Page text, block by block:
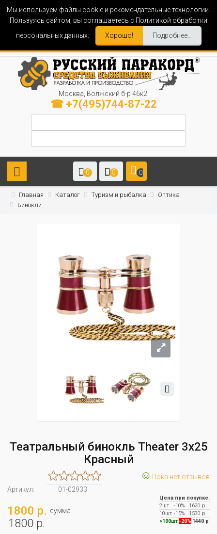
Мы используем файлы cookie и рекомендательные технологии.
Пользуясь сайтом, вы соглашаетесь с Политикой обработки
персональных данных.
Хорошо! Подробнее...
Москва, Волжский б-р 46к2
☎ +7(495)744-87-22
0 0 0
Главная Каталог Туризм и рыбалка
Оптика
Бинокли
Театральный бинокль Theater 3x25
Красный
☺ Пока нет отзывов
Артикул:
01-02933
1800 р. сумма
1800 р.
Цена при покупке:
2шт
-10%
1620 р
10шт -15%
1530 р
>100шт -20% 1440 р